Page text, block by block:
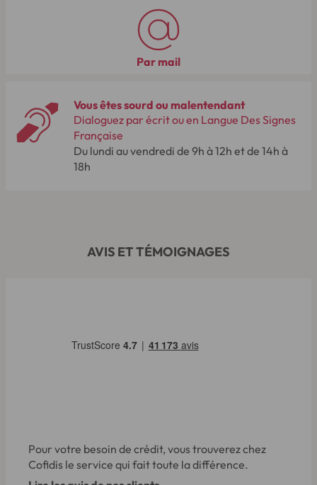
Par mail
Vous êtes sourd ou malentendant
Dialoguez par écrit ou en Langue Des Signes
Française
Du lundi au vendredi de 9h à 12h et de 14h à
18h
AVIS ET TÉMOIGNAGES
Pour votre besoin de crédit, vous trouverez chez
Cofidis le service qui fait toute la différence.